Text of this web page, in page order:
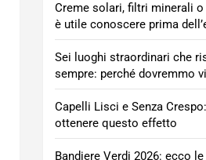
Creme solari, filtri minerali
è utile conoscere prima
Sei luoghi straordinari che
sempre: perché dovremmo
Capelli Lisci e Senza
ottenere questo effetto
Bandiere Verdi 2026: ecco